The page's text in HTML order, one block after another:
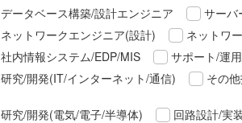
データベース構築/設計エンジニア
サーバ
ネットワークエンジニア(設計)
ネットワ
社内情報システム/EDP/MIS
サポート/運
研究/開発(IT/インターネット/通信)
その
研究/開発(電気/電子/半導体)
回路設計/実